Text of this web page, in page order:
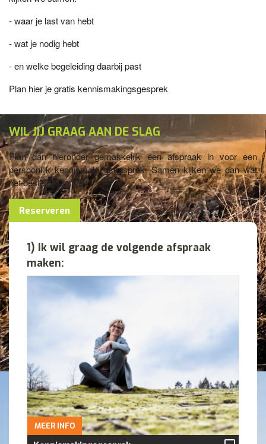
- waar je last van hebt
- wat je nodig hebt
- en welke begeleiding daarbij past
Plan hier je gratis kennismakingsgesprek
WIL JIJ GRAAG AAN DE SLAG
Plan dan hieronder gemakkelijk een afspraak in voor een
persoonlijk kennismakingsgesprek. Samen kijken we dan wat
het beste bij jou past.
Reserveren
1) Ik wil graag de volgende afspraak
maken:
MEER INFO